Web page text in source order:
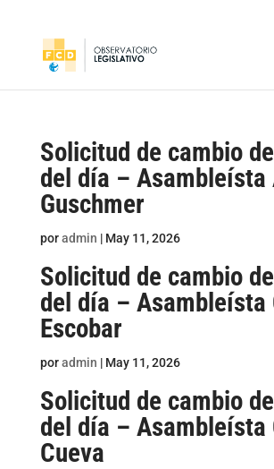
Solicitud de cambio
del día – Asambleísta
Guschmer
poradmin | May 11, 2026
Solicitud de cambio
del día – Asambleísta
Escobar
poradmin | May 11, 2026
Solicitud de cambio
del día – Asambleísta
Cueva